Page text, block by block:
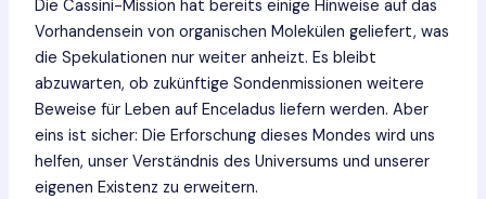
Die Cassini-Mission hat bereits einige Hinweise auf das
Vorhandensein von organischen Molekülen geliefert, was
die Spekulationen nur weiter anheizt. Es bleibt
abzuwarten, ob zukünftige Sondenmissionen weitere
Beweise für Leben auf Enceladus liefern werden. Aber
eins ist sicher: Die Erforschung dieses Mondes wird uns
helfen, unser Verständnis des Universums und unserer
eigenen Existenz zu erweitern.